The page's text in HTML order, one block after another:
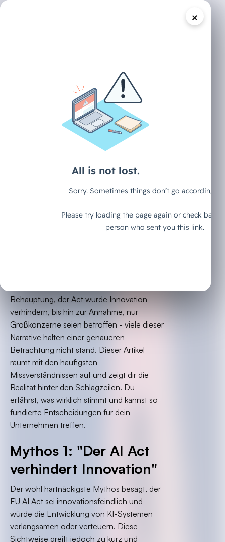
×
Der EU AI Act
und seine
Mythen "für
Dummys" (Teil 2)
Warum du diesen
Artikel lesen solltest
Behauptung, der Act würde Innovation
verhindern, bis hin zur Annahme, nur
Großkonzerne seien betroffen - viele dieser
Narrative halten einer genaueren
Betrachtung nicht stand. Dieser Artikel
räumt mit den häufigsten
Missverständnissen auf und zeigt dir die
Realität hinter den Schlagzeilen. Du
erfährst, was wirklich stimmt und kannst so
fundierte Entscheidungen für dein
Unternehmen treffen.
Mythos 1: "Der AI Act
verhindert Innovation"
Der wohl hartnäckigste Mythos besagt, der
EU AI Act sei innovationsfeindlich und
würde die Entwicklung von KI-Systemen
verlangsamen oder verteuern. Diese
Sichtweise greift jedoch zu kurz und